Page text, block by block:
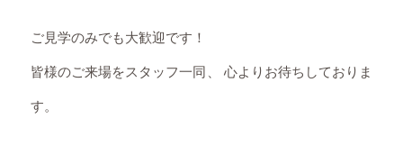
ご見学のみでも大歓迎です！
皆様のご来場をスタッフ一同、 心よりお待ちしておりま
す。